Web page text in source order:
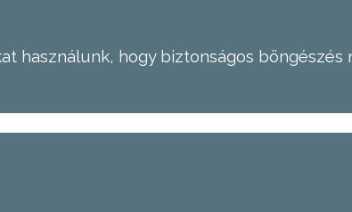
használunk, hogy biztonságos